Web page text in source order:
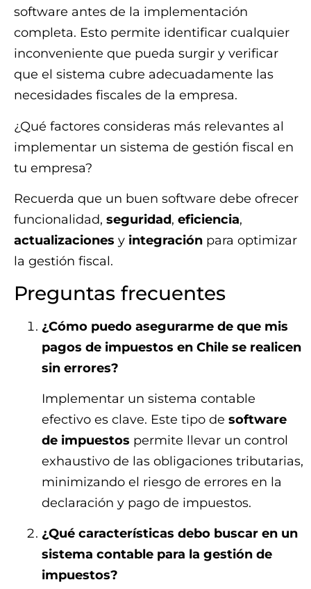
software antes de la implementación
completa. Esto permite identificar cualquier
inconveniente que pueda surgir y verificar
que el sistema cubre adecuadamente las
necesidades fiscales de la empresa.
¿Qué factores consideras más relevantes al
implementar un sistema de gestión fiscal en
tu empresa?
Recuerda que un buen software debe ofrecer
funcionalidad, seguridad, eficiencia,
actualizaciones y integración para optimizar
la gestión fiscal.
Preguntas frecuentes
¿Cómo puedo asegurarme de que mis
pagos de impuestos en Chile se realicen
sin errores?
Implementar un sistema contable
efectivo es clave. Este tipo de software
de impuestos permite llevar un control
exhaustivo de las obligaciones tributarias,
minimizando el riesgo de errores en la
declaración y pago de impuestos.
¿Qué características debo buscar en un
sistema contable para la gestión de
impuestos?